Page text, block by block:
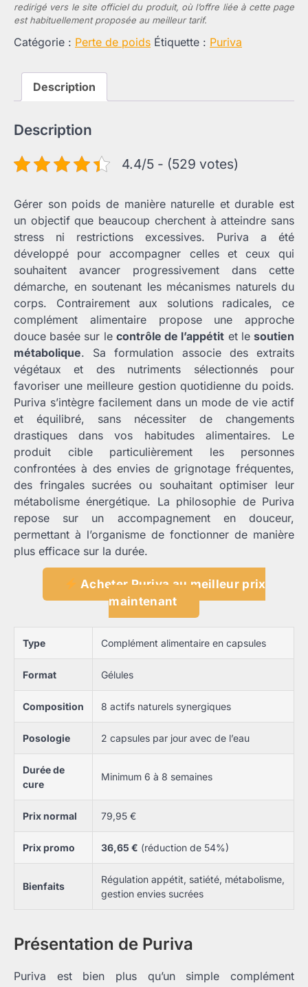
redirigé vers le site officiel du produit, où l’offre liée à cette page
est habituellement proposée au meilleur tarif.
Catégorie : Perte de poids Étiquette : Puriva
Description
Description
4.4/5 - (529 votes)
Gérer son poids de manière naturelle et durable est
un objectif que beaucoup cherchent à atteindre sans
stress ni restrictions excessives. Puriva a été
développé pour accompagner celles et ceux qui
souhaitent avancer progressivement dans cette
démarche, en soutenant les mécanismes naturels du
corps. Contrairement aux solutions radicales, ce
complément alimentaire propose une approche
douce basée sur le contrôle de l’appétit et lesoutien
métabolique. Sa formulation associe des extraits
végétaux et des nutriments sélectionnés pour
favoriser une meilleure gestion quotidienne du poids.
Puriva s’intègre facilement dans un mode de vie actif
et équilibré, sans nécessiter de changements
drastiques dans vos habitudes alimentaires. Le
produit cible particulièrement les personnes
confrontées à des envies de grignotage fréquentes,
des fringales sucrées ou souhaitant optimiser leur
métabolisme énergétique. La philosophie de Puriva
repose sur un accompagnement en douceur,
permettant à l’organisme de fonctionner de manière
plus efficace sur la durée.
Acheter Puriva au meilleur prix
maintenant
Type Complément alimentaire en capsules
Format Gélules
Composition 8 actifs naturels synergiques
Posologie 2 capsules par jour avec de l’eau
Durée de
cure
Minimum 6 à 8 semaines
Prix normal 79,95 €
Prix promo 36,65 € (réduction de 54%)
Bienfaits
Régulation appétit, satiété, métabolisme,
gestion envies sucrées
Présentation de Puriva
Puriva est bien plus qu’un simple complément